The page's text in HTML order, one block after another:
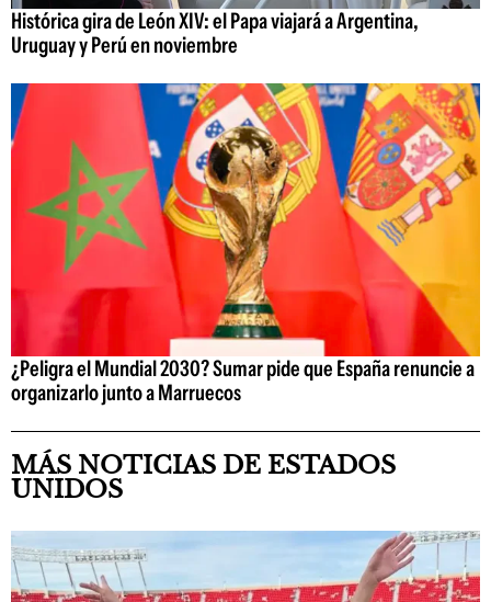
Histórica gira de León XIV: el Papa viajará a Argentina,
Uruguay y Perú en noviembre
¿Peligra el Mundial 2030? Sumar pide que España renuncie a
organizarlo junto a Marruecos
MÁS NOTICIAS DE ESTADOS
UNIDOS